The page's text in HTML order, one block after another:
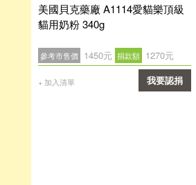
美國貝克藥廠 A1114愛貓樂頂級
貓用奶粉 340g
參考市售價 1450元 捐款額 1270元
+ 加入清單 我要認捐